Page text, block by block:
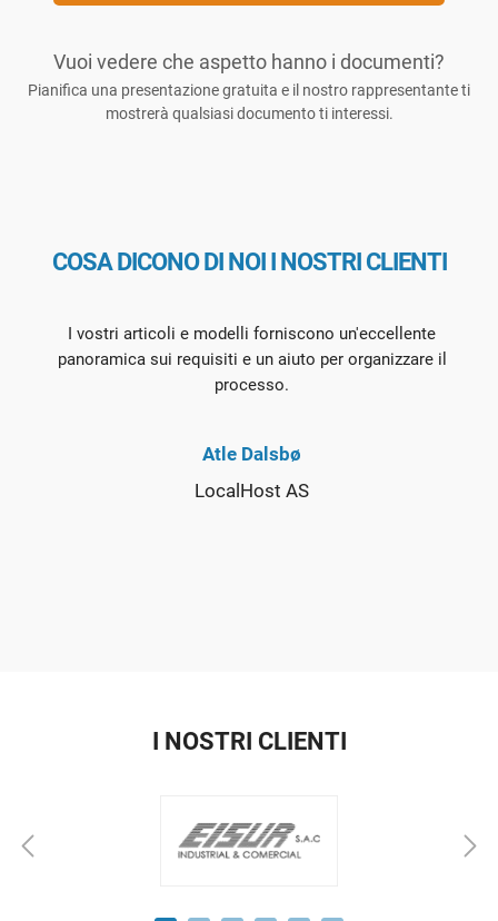
Vuoi vedere che aspetto hanno i documenti?
Pianifica una presentazione gratuita e il nostro rappresentante ti
mostrerà qualsiasi documento ti interessi.
COSA DICONO DI NOI I NOSTRI CLIENTI
I vostri articoli e modelli forniscono un'eccellente
panoramica sui requisiti e un aiuto per organizzare il
processo.
Atle Dalsbø
LocalHost AS
I NOSTRI CLIENTI